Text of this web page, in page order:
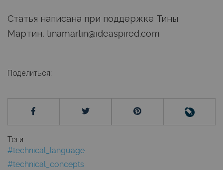
Статья написана при поддержке Тины
Мартин, tinamartin@ideaspired.com
Поделиться:
Теги:
#technical_language
#technical_concepts